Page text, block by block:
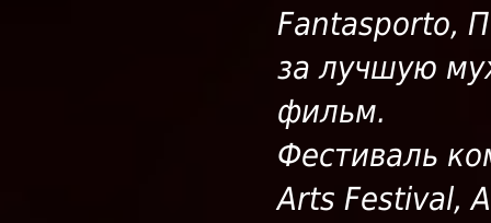
Fantasporto,
за лучшую
фильм.
Фестиваль
Arts Festival,